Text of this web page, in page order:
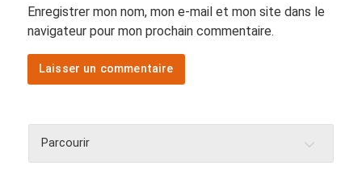
Enregistrer mon nom, mon e-mail et mon site dans le
navigateur pour mon prochain commentaire.
Parcourir